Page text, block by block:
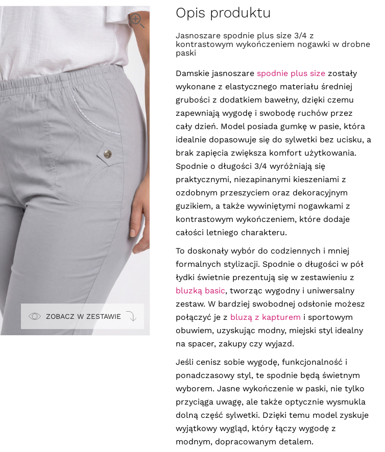
ZOBACZ W ZESTAWIE
Opis produktu
Jasnoszare spodnie plus size 3/4 z
kontrastowym wykończeniem nogawki w drobne
paski
Damskie jasnoszare spodnie plus sizezostały
wykonane z elastycznego materiału średniej
grubości z dodatkiem bawełny, dzięki czemu
zapewniają wygodę i swobodę ruchów przez
cały dzień. Model posiada gumkę w pasie, która
idealnie dopasowuje się do sylwetki bez ucisku, a
brak zapięcia zwiększa komfort użytkowania.
Spodnie o długości 3/4 wyróżniają się
praktycznymi, niezapinanymi kieszeniami z
ozdobnym przeszyciem oraz dekoracyjnym
guzikiem, a także wywiniętymi nogawkami z
kontrastowym wykończeniem, które dodaje
całości letniego charakteru.
To doskonały wybór do codziennych i mniej
formalnych stylizacji. Spodnie o długości w pół
łydki świetnie prezentują się w zestawieniu z
bluzką basic, tworząc wygodny i uniwersalny
zestaw. W bardziej swobodnej odsłonie możesz
połączyć je z bluzą z kapturem i sportowym
obuwiem, uzyskując modny, miejski styl idealny
na spacer, zakupy czy wyjazd.
Jeśli cenisz sobie wygodę, funkcjonalność i
ponadczasowy styl, te spodnie będą świetnym
wyborem. Jasne wykończenie w paski, nie tylko
przyciąga uwagę, ale także optycznie wysmukla
dolną część sylwetki. Dzięki temu model zyskuje
wyjątkowy wygląd, który łączy wygodę z
modnym, dopracowanym detalem.